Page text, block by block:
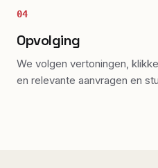
04
Opvolging
We volgen vertoningen,
en relevante aanvragen en